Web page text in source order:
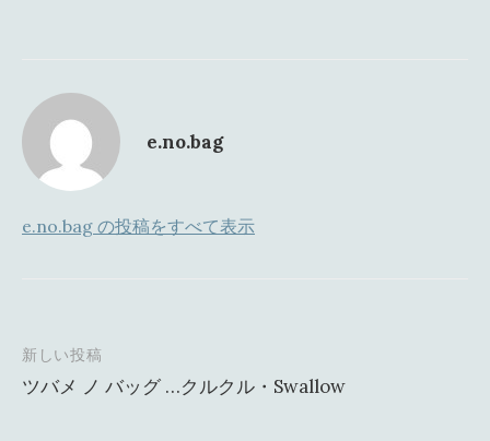
e.no.bag
e.no.bag の投稿をすべて表示
投
稿
新しい投稿
ツバメ ノ バッグ …クルクル・Swallow